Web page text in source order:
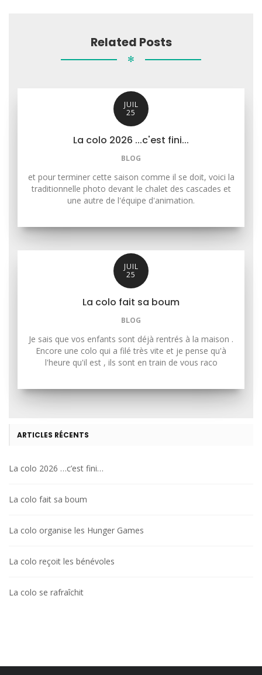
Related Posts
✻
JUIL
25
La colo 2026 ...c'est fini...
BLOG
et pour terminer cette saison comme il se doit, voici la
traditionnelle photo devant le chalet des cascades et
une autre de l'équipe d'animation.
JUIL
25
La colo fait sa boum
BLOG
Je sais que vos enfants sont déjà rentrés à la maison .
Encore une colo qui a filé très vite et je pense qu'à
l'heure qu'il est , ils sont en train de vous raco
ARTICLES RÉCENTS
La colo 2026 …c’est fini…
La colo fait sa boum
La colo organise les Hunger Games
La colo reçoit les bénévoles
La colo se rafraîchit